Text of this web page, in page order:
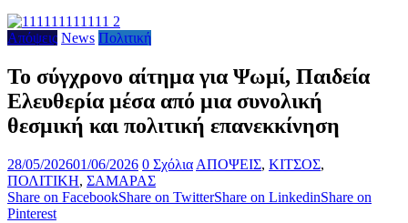
Απόψεις News Πολιτική
Το σύγχρονο αίτημα για Ψωμί, Παιδεία
Ελευθερία μέσα από μια συνολική
θεσμική και πολιτική επανεκκίνηση
28/05/202601/06/2026 0 Σχόλια ΑΠΟΨΕΙΣ, ΚΙΤΣΟΣ,
ΠΟΛΙΤΙΚΗ, ΣΑΜΑΡΑΣ
Share on FacebookShare on TwitterShare on LinkedinShare on
Pinterest